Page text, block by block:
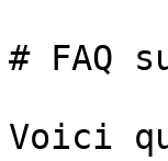
# FAQ
Voici